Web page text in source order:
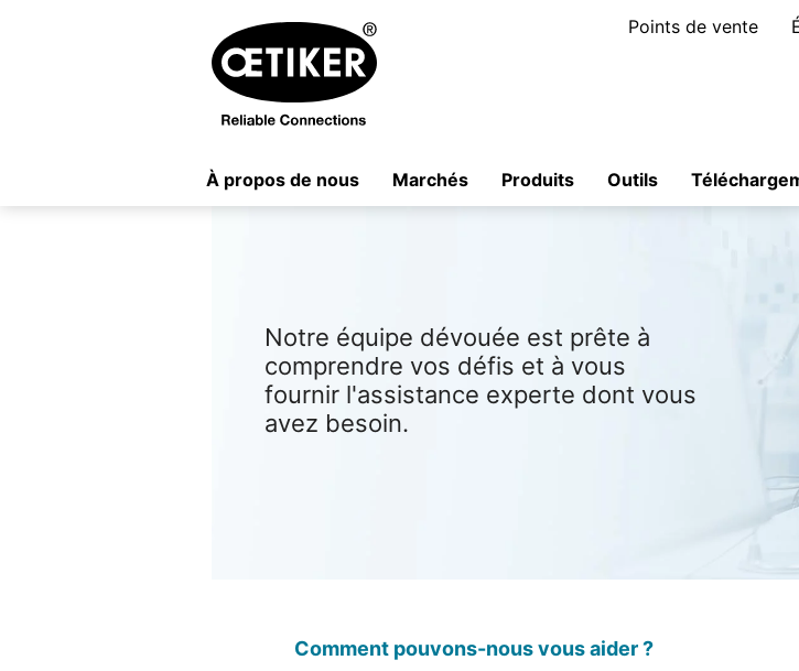
Points de vente
À propos de nous Marchés Produits Outils
Notre équipe dévouée est prête à
comprendre vos défis et à vous
fournir l'assistance experte dont vous
avez besoin.
Comment pouvons-nous vous aider ?